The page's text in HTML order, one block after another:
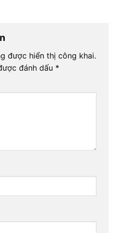
được hiển thị công khai.
đánh dấu *